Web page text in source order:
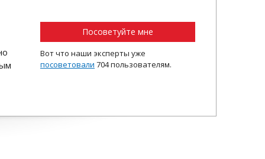
Посоветуйте мне
Вот что наши эксперты уже
посоветовали 704 пользователям.